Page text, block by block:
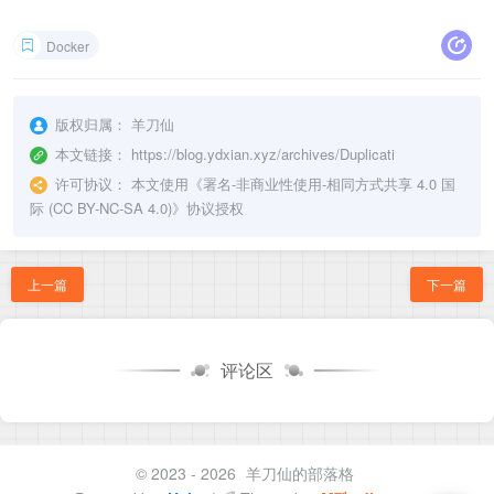
Docker
版权归属： 羊刀仙
本文链接： https://blog.ydxian.xyz/archives/Duplicati
许可协议： 本文使用《署名-非商业性使用-相同方式共享 4.0 国
际 (CC BY-NC-SA 4.0)》协议授权
上一篇 下一篇
评论区
© 2023 - 2026 羊刀仙的部落格